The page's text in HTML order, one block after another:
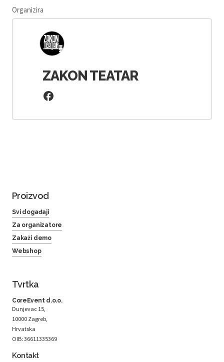
Organizira
ZAKON TEATAR
Proizvod
Svi događaji
Za organizatore
Zakaži demo
Webshop
Tvrtka
CoreEvent d.o.o.
Dunjevac 15,
10000 Zagreb,
Hrvatska
OIB: 36611335369
Kontakt